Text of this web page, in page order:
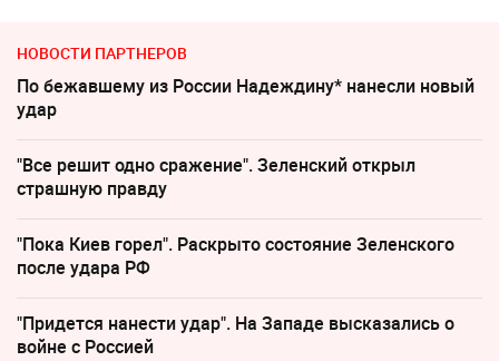
НОВОСТИ ПАРТНЕРОВ
По бежавшему из России Надеждину* нанесли новый
удар
"Все решит одно сражение". Зеленский открыл
страшную правду
"Пока Киев горел". Раскрыто состояние Зеленского
после удара РФ
"Придется нанести удар". На Западе высказались о
войне с Россией